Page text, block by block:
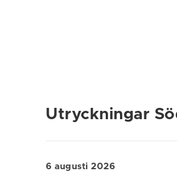
Utryckningar
6 augusti 2026